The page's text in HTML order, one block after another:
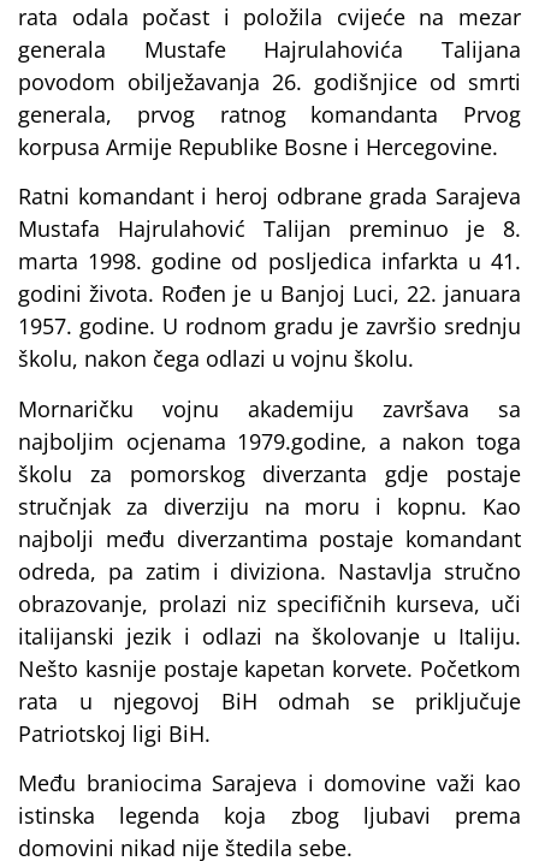
rata odala počast i položila cvijeće na mezar
generala Mustafe Hajrulahovića Talijana
povodom obilježavanja 26. godišnjice od smrti
generala, prvog ratnog komandanta Prvog
korpusa Armije Republike Bosne i Hercegovine.
Ratni komandant i heroj odbrane grada Sarajeva
Mustafa Hajrulahović Talijan preminuo je 8.
marta 1998. godine od posljedica infarkta u 41.
godini života. Rođen je u Banjoj Luci, 22. januara
1957. godine. U rodnom gradu je završio srednju
školu, nakon čega odlazi u vojnu školu.
Mornaričku vojnu akademiju završava sa
najboljim ocjenama 1979.godine, a nakon toga
školu za pomorskog diverzanta gdje postaje
stručnjak za diverziju na moru i kopnu. Kao
najbolji među diverzantima postaje komandant
odreda, pa zatim i diviziona. Nastavlja stručno
obrazovanje, prolazi niz specifičnih kurseva, uči
italijanski jezik i odlazi na školovanje u Italiju.
Nešto kasnije postaje kapetan korvete. Početkom
rata u njegovoj BiH odmah se priključuje
Patriotskoj ligi BiH.
Među braniocima Sarajeva i domovine važi kao
istinska legenda koja zbog ljubavi prema
domovini nikad nije štedila sebe.